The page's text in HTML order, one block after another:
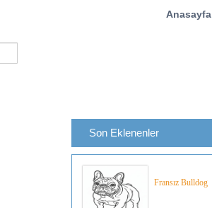
Anasayfa
Son Eklenenler
Fransız Bulldog